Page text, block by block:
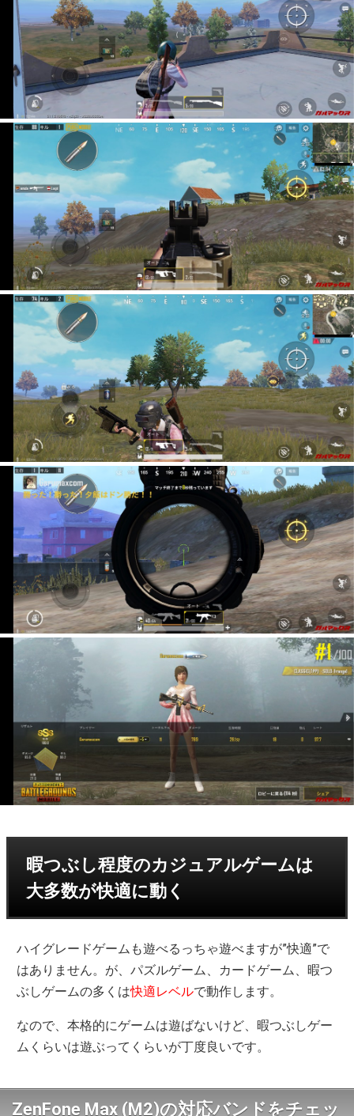
暇つぶし程度のカジュアルゲームは
大多数が快適に動く
ハイグレードゲームも遊べるっちゃ遊べますが”快適”で
はありません。が、パズルゲーム、カードゲーム、暇つ
ぶしゲームの多くは快適レベルで動作します。
なので、本格的にゲームは遊ばないけど、暇つぶしゲー
ムくらいは遊ぶってくらいが丁度良いです。
ZenFone Max (M2)の対応バンドをチェッ